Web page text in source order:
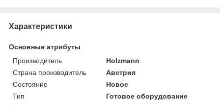
Характеристики
Основные атрибуты
Производитель
Holzmann
Страна производитель
Австрия
Состояние
Новое
Тип
Готовое оборудование